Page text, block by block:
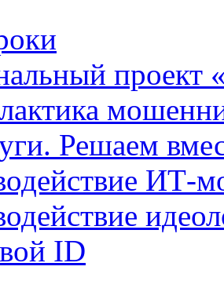
проект
Решаем
ИТ-
ID